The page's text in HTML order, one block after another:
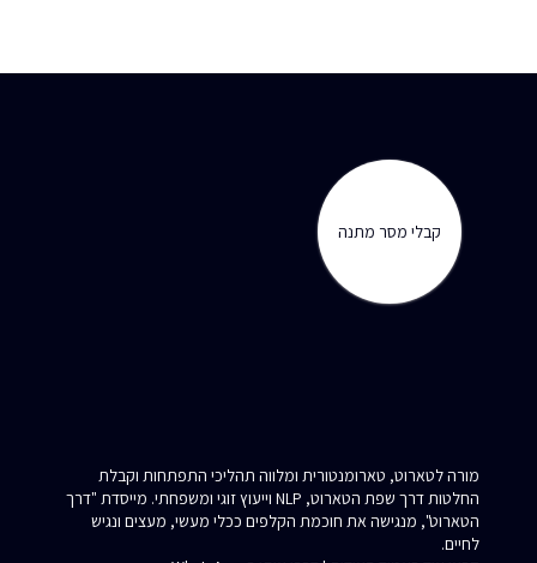
קבלי מסר מתנה
מורה לטארוט, טארומנטורית ומלווה תהליכי התפתחות וקבלת
החלטות דרך שפת הטארוט, NLP וייעוץ זוגי ומשפחתי. מייסדת "דרך
הטארוט", מנגישה את חוכמת הקלפים ככלי מעשי, מעצים ונגיש
לחיים.